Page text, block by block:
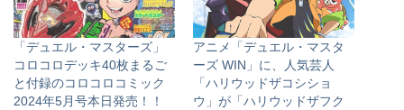
「デュエル・マスターズ」
コロコロデッキ40枚まるご
と付録のコロコロコミック
2024年5月号本日発売！！
アニメ「デュエル・マスタ
ーズ WIN」に、人気芸人
「ハリウッドザコシショ
ウ」が「ハリウッドザフク